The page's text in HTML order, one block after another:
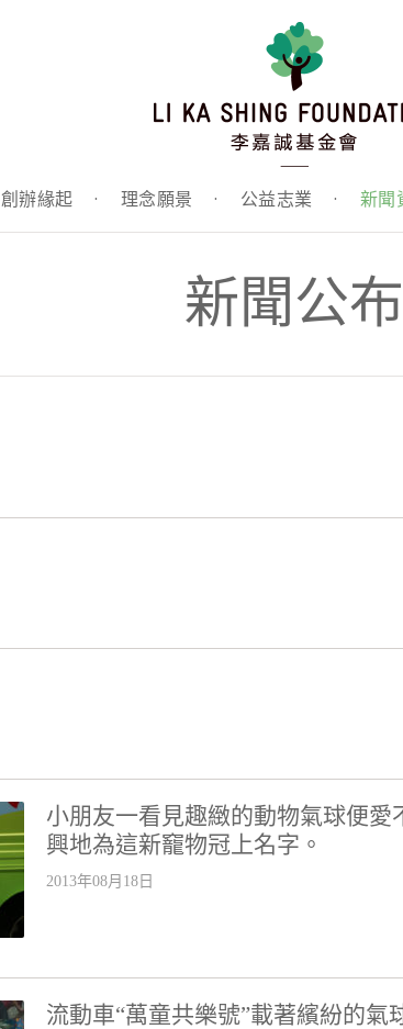
創辦緣起 · 理念願景 · 公益志業 · 新聞
新聞公布
小朋友一看見趣緻的動物氣球便愛
興地為這新竉物冠上名字。
2013年08月18日
流動車“萬童共樂號”載著繽紛的氣